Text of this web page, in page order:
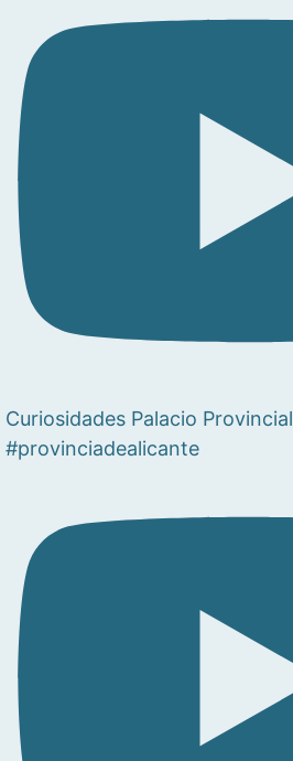
Curiosidades Palacio Provincial
#provinciadealicante